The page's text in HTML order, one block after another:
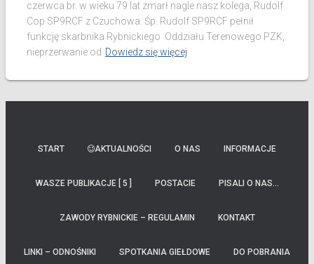
czerwca br. w wieku 79 lat zmarł nagle nasz kolega, Rudolf
Cop SP9RCF z Czuchowa. Śp. Rudolf SP9RCF pełnił
funkcję skarbnika Rybnickiego Oddziału Terenowego PZK,
nieprzerwanie od Dowiedz się więcej
START AKTUALNOŚCI O NAS INFORMACJE
WASZE PUBLIKACJE [ 5 ] POSTACIE PISALI O NAS…
ZAWODY RYBNICKIE – REGULAMIN KONTAKT
LINKI – ODNOŚNIKI SPOTKANIA GIEŁDOWE DO POBRANIA